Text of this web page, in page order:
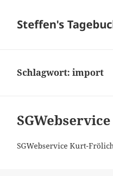
Steffen's
Schlagwort:import
SGWebservice
SGWebservice Kurt-